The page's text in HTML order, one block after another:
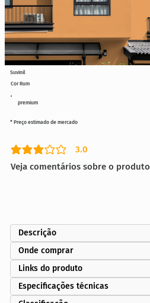
premium
Cor Rum
3.0
classificação média é 3 de 5
Veja comentários sobre o produto
* Preço estimado de mercado
Suvinil
Descrição
Onde comprar
Links do produto
Especificações técnicas